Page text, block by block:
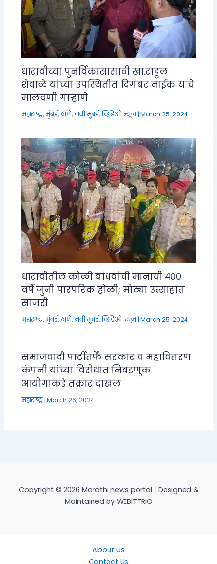
धारावीच्या पुनर्विकासासाठी खा.राहुल
शेवाळे यांच्या उपस्थितीत दिगंबर नाईक यांचे
मालवणी गाऱ्हाणे
महाराष्ट्र,मुंबई, ठाणे, नवी मुंबई,व्हिडिओ न्यूज|March 25, 2024
धारावीतील कोळी बांधवांची मानाची ४००
वर्षे जुनी पारंपरिक होळी; मोठ्या उत्साहात
साजरी
महाराष्ट्र,मुंबई, ठाणे, नवी मुंबई,व्हिडिओ न्यूज|March 25, 2024
समाजवादी पार्टीतर्फे सरकार व महावितरण
कंपनी यांच्या विरोधात निवडणूक
आयोगाकडे तक्रार दाखल
महाराष्ट्र|March 26, 2024
Copyright © 2026 Marathi news portal | Designed &
Maintained by WEBITTRIO
About us
Contact Us